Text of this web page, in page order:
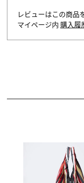
レビューはこの商品
マイページ内 購入履